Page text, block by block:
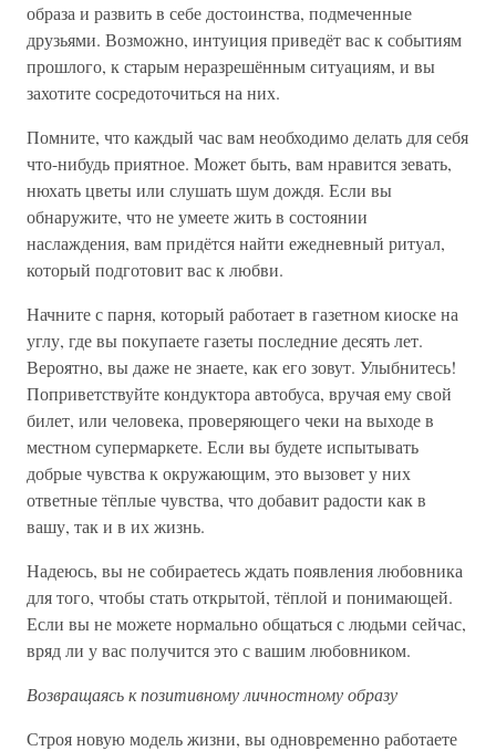
образа и развить в себе достоинства, подмеченные
друзьями. Возможно, интуиция приведёт вас к событиям
прошлого, к старым неразрешённым ситуациям, и вы
захотите сосредоточиться на них.
Помните, что каждый час вам необходимо делать для себя
что-нибудь приятное. Может быть, вам нравится зевать,
нюхать цветы или слушать шум дождя. Если вы
обнаружите, что не умеете жить в состоянии
наслаждения, вам придётся найти ежедневный ритуал,
который подготовит вас к любви.
Начните с парня, который работает в газетном киоске на
углу, где вы покупаете газеты последние десять лет.
Вероятно, вы даже не знаете, как его зовут. Улыбнитесь!
Поприветствуйте кондуктора автобуса, вручая ему свой
билет, или человека, проверяющего чеки на выходе в
местном супермаркете. Если вы будете испытывать
добрые чувства к окружающим, это вызовет у них
ответные тёплые чувства, что добавит радости как в
вашу, так и в их жизнь.
Надеюсь, вы не собираетесь ждать появления любовника
для того, чтобы стать открытой, тёплой и понимающей.
Если вы не можете нормально общаться с людьми сейчас,
вряд ли у вас получится это с вашим любовником.
Возвращаясь к позитивному личностному образу
Строя новую модель жизни, вы одновременно работаете